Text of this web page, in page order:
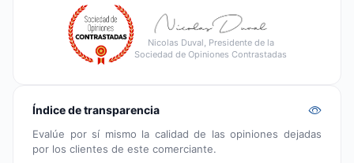
Nicolas Duval, Presidente de la
Sociedad de Opiniones Contrastadas
Índice de transparencia
Evalúe por sí mismo la calidad de las opiniones dejadas
por los clientes de este comerciante.